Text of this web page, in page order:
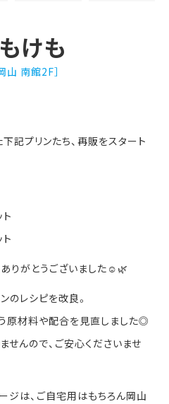
けも
山 南館2F］
記プリンたち、再販をスタート
りがとうございました☺️🌿
のレシピを改良。
原材料や配合を見直しました◎
んので、ご安心くださいませ
ジは、ご自宅用はもちろん岡山